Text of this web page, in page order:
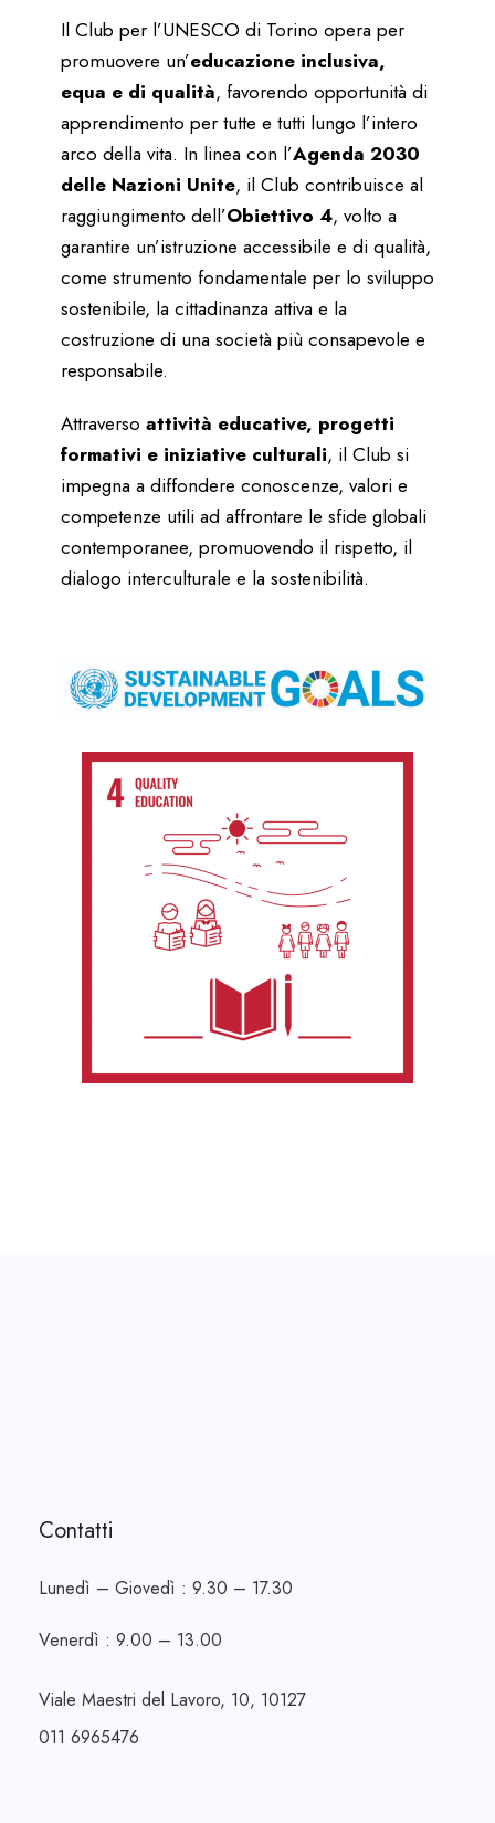
Il Club per l’UNESCO di Torino opera per
promuovere un’educazione inclusiva,
equa e di qualità, favorendo opportunità di
apprendimento per tutte e tutti lungo l’intero
arco della vita. In linea con l’Agenda 2030
delle Nazioni Unite, il Club contribuisce al
raggiungimento dell’Obiettivo 4, volto a
garantire un’istruzione accessibile e di qualità,
come strumento fondamentale per lo sviluppo
sostenibile, la cittadinanza attiva e la
costruzione di una società più consapevole e
responsabile.
Attraverso attività educative, progetti
formativi e iniziative culturali, il Club si
impegna a diffondere conoscenze, valori e
competenze utili ad affrontare le sfide globali
contemporanee, promuovendo il rispetto, il
dialogo interculturale e la sostenibilità.
Contatti
Lunedì – Giovedì : 9.30 – 17.30
Venerdì : 9.00 – 13.00
Viale Maestri del Lavoro, 10, 10127
011 6965476